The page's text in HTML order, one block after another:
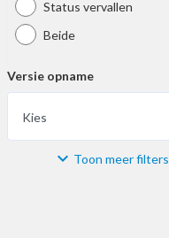
Status vervallen
Beide
Versie opname
Kies
Materiaal Toon meer filters